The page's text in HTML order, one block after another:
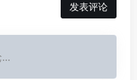
发表评论